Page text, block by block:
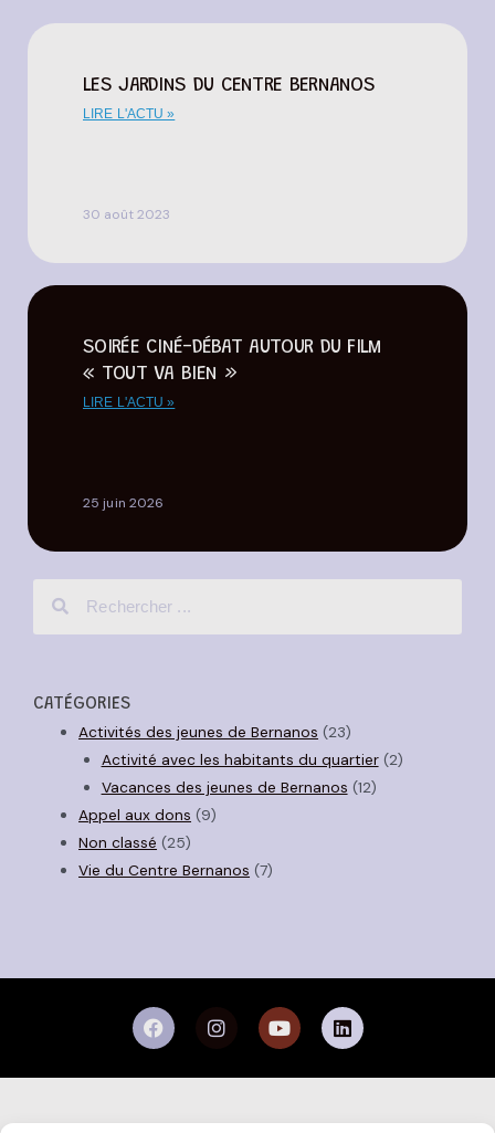
LES JARDINS DU CENTRE BERNANOS
LIRE L'ACTU »
30 août 2023
SOIRÉE CINÉ-DÉBAT AUTOUR DU FILM
« TOUT VA BIEN »
LIRE L'ACTU »
25 juin 2026
CATÉGORIES
Activités des jeunes de Bernanos (23)
Activité avec les habitants du quartier(2)
Vacances des jeunes de Bernanos (12)
Appel aux dons (9)
Non classé (25)
Vie du Centre Bernanos (7)